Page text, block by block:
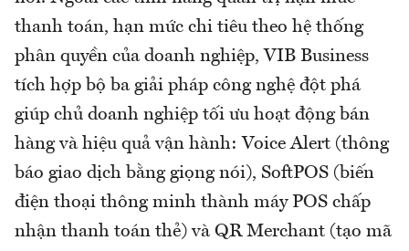
thanh toán, hạn mức chi tiêu theo hệ thống
phân quyền của doanh nghiệp, VIB Business
tích hợp bộ ba giải pháp công nghệ đột phá
giúp chủ doanh nghiệp tối ưu hoạt động bán
hàng và hiệu quả vận hành: Voice Alert (thông
báo giao dịch bằng giọng nói), SoftPOS (biến
điện thoại thông minh thành máy POS chấp
nhận thanh toán thẻ) và QR Merchant (tạo mã